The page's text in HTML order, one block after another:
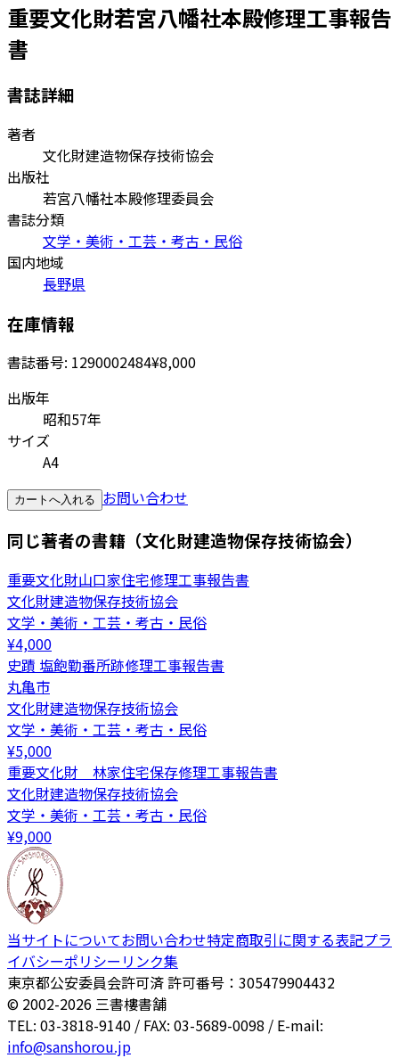
重要文化財若宮八幡社本殿修理工事報告
書
書誌詳細
著者
文化財建造物保存技術協会
出版社
若宮八幡社本殿修理委員会
書誌分類
文学・美術・工芸・考古・民俗
国内地域
長野県
在庫情報
書誌番号: 1290002484¥8,000
出版年
昭和57年
サイズ
A4
カートへ入れる お問い合わせ
同じ著者の書籍（文化財建造物保存技術協会）
重要文化財山口家住宅修理工事報告書
文化財建造物保存技術協会
文学・美術・工芸・考古・民俗
¥4,000
史蹟 塩飽勤番所跡修理工事報告書
丸亀市
文化財建造物保存技術協会
文学・美術・工芸・考古・民俗
¥5,000
重要文化財 林家住宅保存修理工事報告書
文化財建造物保存技術協会
文学・美術・工芸・考古・民俗
¥9,000
当サイトについてお問い合わせ特定商取引に関する表記プラ
イバシーポリシー リンク集
東京都公安委員会許可済 許可番号：305479904432
© 2002-2026 三書樓書舗
TEL: 03-3818-9140 / FAX: 03-5689-0098 / E-mail:
info@sanshorou.jp